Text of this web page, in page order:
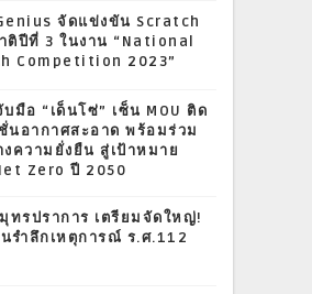
จัดแข่งขัน Scratch
ติปีที่ 3 ในงาน “National
Competition 2023”
มือ “เด็นโซ่” เซ็น MOU ติด
นอากาศสะอาด พร้อมร่วม
งความยั่งยืน สู่เป้าหมาย
Zero ปี 2050
ทรปราการ เตรียมจัดใหญ่!
รำลึกเหตุการณ์ ร.ศ.112